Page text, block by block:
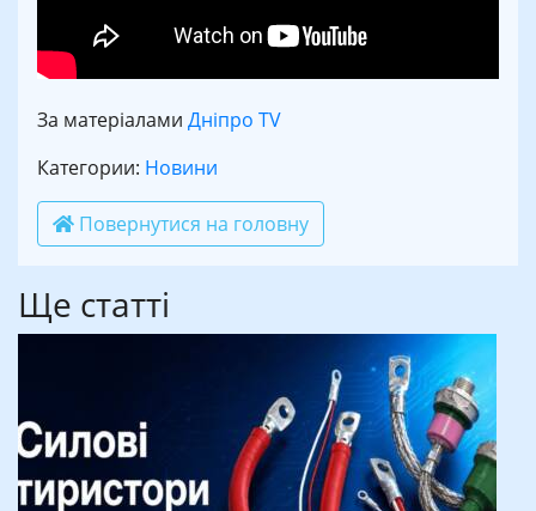
За матеріалами Дніпро TV
Категории: Новини
Повернутися на головну
Ще статті